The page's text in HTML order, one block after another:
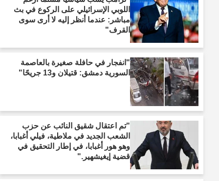
اللوبي الإسرائيلي على الركوع في بث
مباشر: عندما أنظر إليه لا أرى سوى
القرف"
"انفجار في حافلة صغيرة بالعاصمة
السورية دمشق: قتيلان و13 جريحًا"
"تم اعتقال شقيق النائب عن حزب
الشعب الجديد في ملاطية، فيلي أغبابا،
وهو هور أغبابا، في إطار التحقيق في
قضية إيغيشهير."